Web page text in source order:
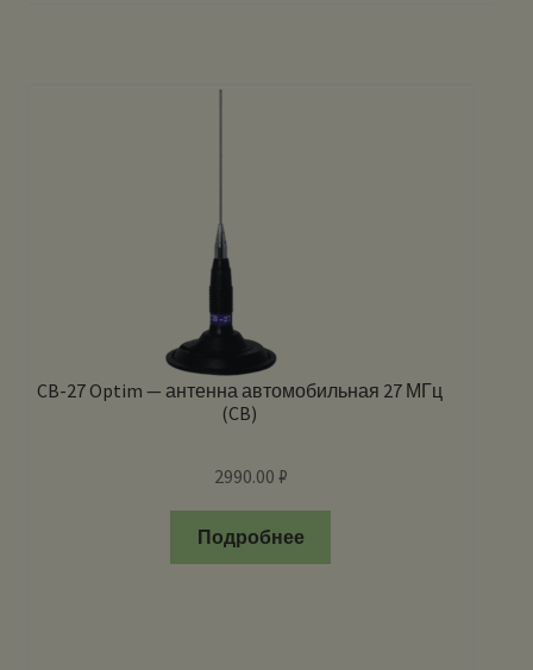
CB-27 Optim — антенна автомобильная 27 МГц
(CB)
2990.00 ₽
Подробнее